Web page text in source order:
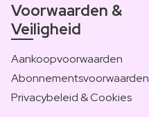
Voorwaarden &
Veiligheid
Aankoopvoorwaarden
Abonnementsvoorwaarden
Privacybeleid & Cookies